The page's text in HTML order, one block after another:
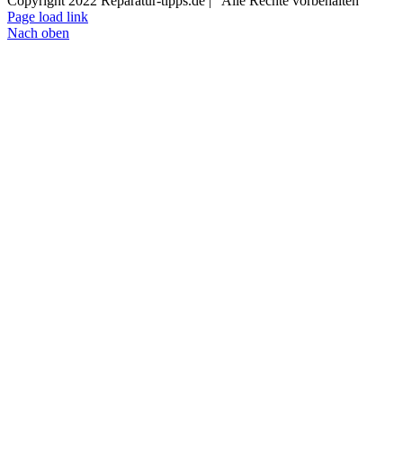
Page load link
Nach oben